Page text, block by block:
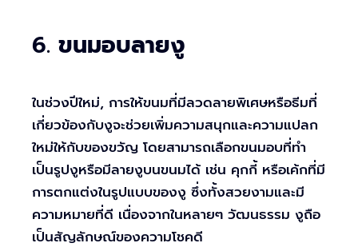
6. ขนมอบลายงู
ในช่วงปีใหม่, การให้ขนมที่มีลวดลายพิเศษหรือธีมที่
เกี่ยวข้องกับงูจะช่วยเพิ่มความสนุกและความแปลก
ใหม่ให้กับของขวัญ โดยสามารถเลือกขนมอบที่ทำ
เป็นรูปงูหรือมีลายงูบนขนมได้ เช่น คุกกี้ หรือเค้กที่มี
การตกแต่งในรูปแบบของงู ซึ่งทั้งสวยงามและมี
ความหมายที่ดี เนื่องจากในหลายๆ วัฒนธรรม งูถือ
เป็นสัญลักษณ์ของความโชคดี